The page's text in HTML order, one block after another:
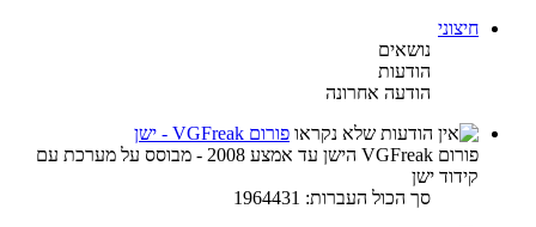
חיצוני
נושאים
הודעות
הודעה אחרונה
פורום VGFreak - ישן
פורום VGFreak הישן עד אמצע 2008 - מבוסס על מערכת עם
קידוד ישן
סך הכול העברות: 1964431